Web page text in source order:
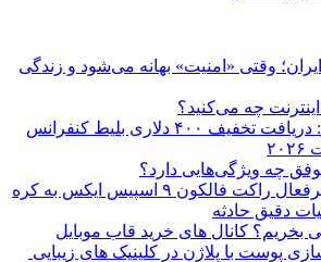
وقتی «امنیت» بهانه می‌شود و زندگی
اینترنت چه می‌کنید؟
فرصت استثنایی: دریافت تخفیف ۴۰۰ دلاری بلیط کنفرانس
چه ویژگی‌هایی دارد؟
برخورد قطعه غیرفعال راکت فالکون ۹ اسپیس ایکس به کره
دقیق حادثه
بخریم؟ کانال های خرید قاب موبایل
پوست با پلاژن در کلینیک های زیبایی